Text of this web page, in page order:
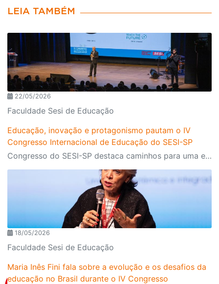
LEIA TAMBÉM
22/05/2026
Faculdade Sesi de Educação
Educação, inovação e protagonismo pautam o IV
Congresso Internacional de Educação do SESI-SP
Congresso do SESI-SP destaca caminhos para uma educação transformadora
18/05/2026
Faculdade Sesi de Educação
Maria Inês Fini fala sobre a evolução e os desafios da
educação no Brasil durante o IV Congresso